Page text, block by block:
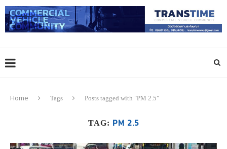
Home Tags Posts tagged with "PM 2.5"
TAG: PM 2.5